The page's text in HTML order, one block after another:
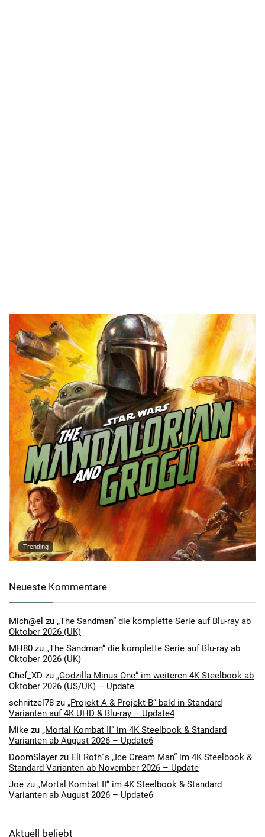
Trending
Neueste Kommentare
Mich@el zu „The Sandman“ die komplette Serie auf Blu-ray ab
Oktober 2026 (UK)
MH80 zu „The Sandman“ die komplette Serie auf Blu-ray ab
Oktober 2026 (UK)
Chef_XD zu „Godzilla Minus One“ im weiteren 4K Steelbook ab
Oktober 2026 (US/UK) – Update
schnitzel78 zu „Projekt A & Projekt B“ bald in Standard
Varianten auf 4K UHD & Blu-ray – Update4
Mike zu „Mortal Kombat II“ im 4K Steelbook & Standard
Varianten ab August 2026 – Update6
DoomSlayer zu Eli Roth´s „Ice Cream Man“ im 4K Steelbook &
Standard Varianten ab November 2026 – Update
Joe zu „Mortal Kombat II“ im 4K Steelbook & Standard
Varianten ab August 2026 – Update6
Aktuell beliebt